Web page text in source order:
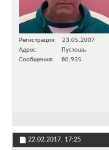
Регистрация
23.05.2007
Адрес
Пустошь
Сообщения
80,935
22.02.2017, 17:25